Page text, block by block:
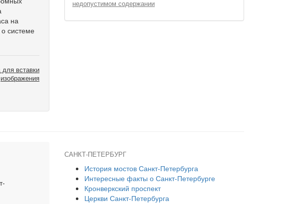
на
системе
для вставки
изображения
недопустимом содержании
САНКТ-ПЕТЕРБУРГ
История мостов Санкт-Петербурга
Интересные факты о Санкт-Петербурге
Кронверкский проспект
Церкви Санкт-Петербурга